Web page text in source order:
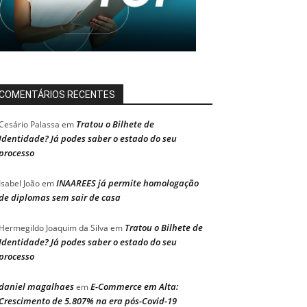
RECENTES
Palassa em Tratou o Bilhete de
Já podes saber o estado do seu
JoãoemINAAREES já permite homologação
diplomas sem sair de casa
Joaquim da Silva em Tratou o Bilhete de
Já podes saber o estado do seu
magalhaesemE-Commerce em Alta:
de 5.807% na era pós-Covid-19